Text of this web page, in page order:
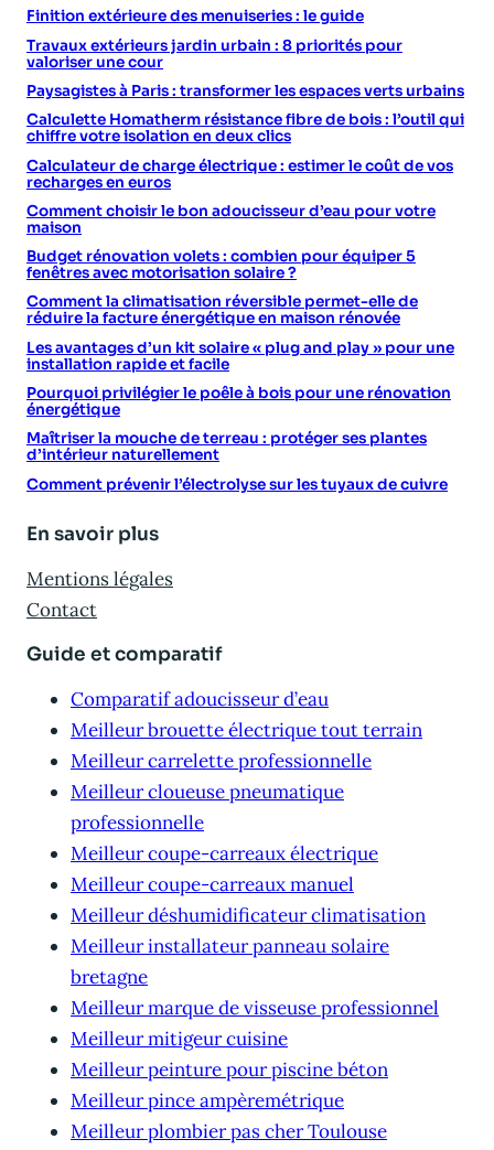
Finition extérieure des menuiseries : le guide
Travaux extérieurs jardin urbain : 8 priorités pour
valoriser une cour
Paysagistes à Paris : transformer les espaces verts urbains
Calculette Homatherm résistance fibre de bois : l’outil qui
chiffre votre isolation en deux clics
Calculateur de charge électrique : estimer le coût de vos
recharges en euros
Comment choisir le bon adoucisseur d’eau pour votre
maison
Budget rénovation volets : combien pour équiper 5
fenêtres avec motorisation solaire ?
Comment la climatisation réversible permet-elle de
réduire la facture énergétique en maison rénovée
Les avantages d’un kit solaire « plug and play » pour une
installation rapide et facile
Pourquoi privilégier le poêle à bois pour une rénovation
énergétique
Maîtriser la mouche de terreau : protéger ses plantes
d’intérieur naturellement
Comment prévenir l’électrolyse sur les tuyaux de cuivre
En savoir plus
Mentions légales
Contact
Guide et comparatif
Comparatif adoucisseur d’eau
Meilleur brouette électrique tout terrain
Meilleur carrelette professionnelle
Meilleur cloueuse pneumatique
professionnelle
Meilleur coupe-carreaux électrique
Meilleur coupe-carreaux manuel
Meilleur déshumidificateur climatisation
Meilleur installateur panneau solaire
bretagne
Meilleur marque de visseuse professionnel
Meilleur mitigeur cuisine
Meilleur peinture pour piscine béton
Meilleur pince ampèremétrique
Meilleur plombier pas cher Toulouse